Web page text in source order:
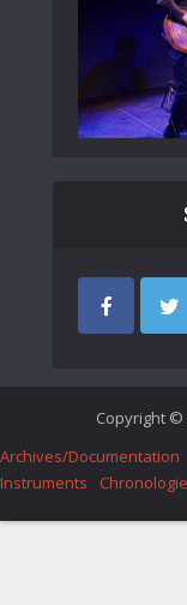
Copyright ©
Archives/Documentation
Instruments
Chronologie